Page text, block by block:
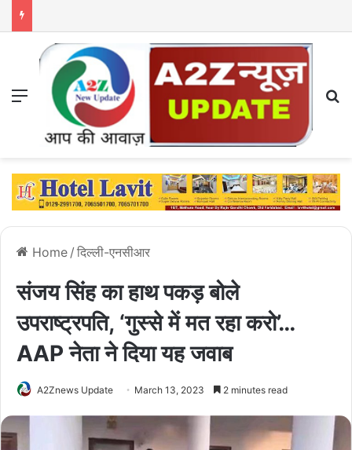
Menu
Home / दिल्ली-एनसीआर
संजय सिंह का हाथ पकड़ बोले
उपराष्ट्रपति, ‘गुस्से में मत रहा करो’…
AAP नेता ने दिया यह जवाब
A2Znews Update March 13, 2023 2 minutes read